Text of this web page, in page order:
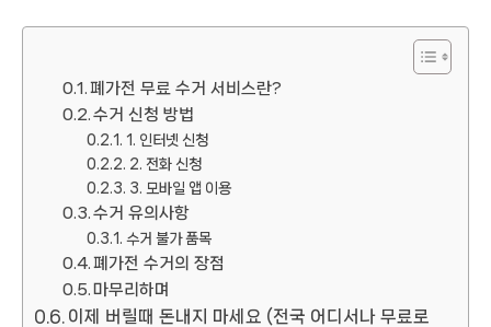
폐가전 무료 수거 서비스란?
수거 신청 방법
1. 인터넷 신청
2. 전화 신청
3. 모바일 앱 이용
수거 유의사항
수거 불가 품목
폐가전 수거의 장점
마무리하며
이제 버릴때 돈내지 마세요 (전국 어디서나 무료로